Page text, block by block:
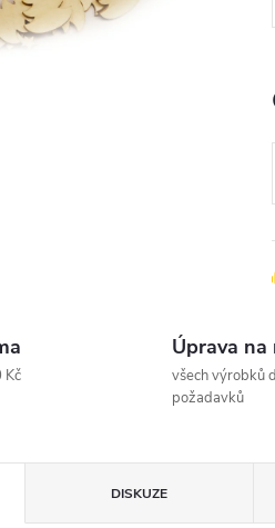
Kč
Úprava na
všech výrobků
požadavků
DISKUZE